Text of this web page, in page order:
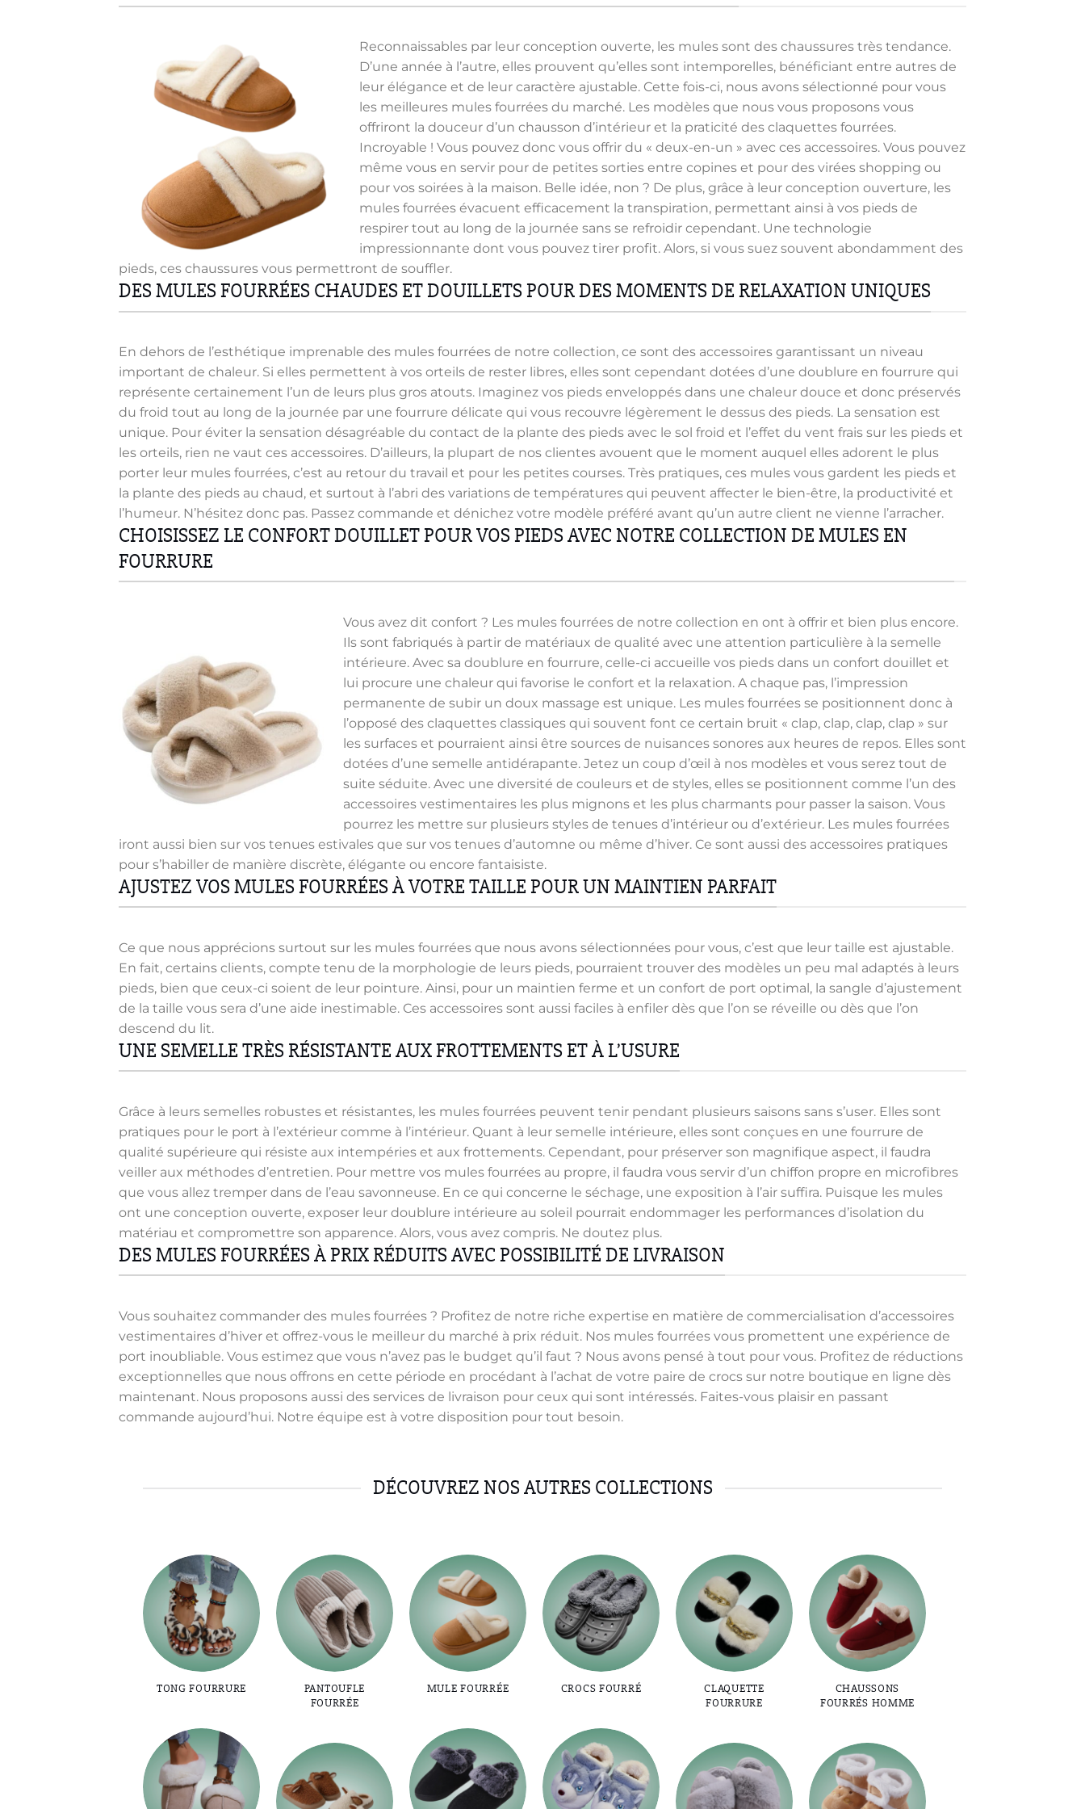
options
être
choisies
sur
la
page
du
produit
options
être
choisies
la
page
du
produit
options
être
choisies
la
page
du
produit
être
choisies
la
page
du
produit
Reconnaissables par leur conception ouverte, les mules sont des chaussures très tendance.
D’une année à l’autre, elles prouvent qu’elles sont intemporelles, bénéficiant entre autres de
leur élégance et de leur caractère ajustable. Cette fois-ci, nous avons sélectionné pour vous
les meilleures mules fourrées du marché. Les modèles que nous vous proposons vous
offriront la douceur d’un chausson d’intérieur et la praticité des claquettes fourrées.
Incroyable ! Vous pouvez donc vous offrir du « deux-en-un » avec ces accessoires. Vous pouvez
même vous en servir pour de petites sorties entre copines et pour des virées shopping ou
pour vos soirées à la maison. Belle idée, non ? De plus, grâce à leur conception ouverture, les
mules fourrées évacuent efficacement la transpiration, permettant ainsi à vos pieds de
respirer tout au long de la journée sans se refroidir cependant. Une technologie
impressionnante dont vous pouvez tirer profit. Alors, si vous suez souvent abondamment des
pieds, ces chaussures vous permettront de souffler.
DES MULES FOURRÉES CHAUDES ET DOUILLETS POUR DES MOMENTS DE RELAXATION UNIQUES
En dehors de l’esthétique imprenable des mules fourrées de notre collection, ce sont des accessoires garantissant un niveau
important de chaleur. Si elles permettent à vos orteils de rester libres, elles sont cependant dotées d’une doublure en fourrure qui
représente certainement l’un de leurs plus gros atouts. Imaginez vos pieds enveloppés dans une chaleur douce et donc préservés
du froid tout au long de la journée par une fourrure délicate qui vous recouvre légèrement le dessus des pieds. La sensation est
unique. Pour éviter la sensation désagréable du contact de la plante des pieds avec le sol froid et l’effet du vent frais sur les pieds et
les orteils, rien ne vaut ces accessoires. D’ailleurs, la plupart de nos clientes avouent que le moment auquel elles adorent le plus
porter leur mules fourrées, c’est au retour du travail et pour les petites courses. Très pratiques, ces mules vous gardent les pieds et
la plante des pieds au chaud, et surtout à l’abri des variations de températures qui peuvent affecter le bien-être, la productivité et
l’humeur. N’hésitez donc pas. Passez commande et dénichez votre modèle préféré avant qu’un autre client ne vienne l’arracher.
CHOISISSEZ LE CONFORT DOUILLET POUR VOS PIEDS AVEC NOTRE COLLECTION DE MULES EN
FOURRURE
Vous avez dit confort ? Les mules fourrées de notre collection en ont à offrir et bien plus encore.
Ils sont fabriqués à partir de matériaux de qualité avec une attention particulière à la semelle
intérieure. Avec sa doublure en fourrure, celle-ci accueille vos pieds dans un confort douillet et
lui procure une chaleur qui favorise le confort et la relaxation. A chaque pas, l’impression
permanente de subir un doux massage est unique. Les mules fourrées se positionnent donc à
l’opposé des claquettes classiques qui souvent font ce certain bruit « clap, clap, clap, clap » sur
les surfaces et pourraient ainsi être sources de nuisances sonores aux heures de repos. Elles sont
dotées d’une semelle antidérapante. Jetez un coup d’œil à nos modèles et vous serez tout de
suite séduite. Avec une diversité de couleurs et de styles, elles se positionnent comme l’un des
accessoires vestimentaires les plus mignons et les plus charmants pour passer la saison. Vous
pourrez les mettre sur plusieurs styles de tenues d’intérieur ou d’extérieur. Les mules fourrées
iront aussi bien sur vos tenues estivales que sur vos tenues d’automne ou même d’hiver. Ce sont aussi des accessoires pratiques
pour s’habiller de manière discrète, élégante ou encore fantaisiste.
AJUSTEZ VOS MULES FOURRÉES À VOTRE TAILLE POUR UN MAINTIEN PARFAIT
Ce que nous apprécions surtout sur les mules fourrées que nous avons sélectionnées pour vous, c’est que leur taille est ajustable.
En fait, certains clients, compte tenu de la morphologie de leurs pieds, pourraient trouver des modèles un peu mal adaptés à leurs
pieds, bien que ceux-ci soient de leur pointure. Ainsi, pour un maintien ferme et un confort de port optimal, la sangle d’ajustement
de la taille vous sera d’une aide inestimable. Ces accessoires sont aussi faciles à enfiler dès que l’on se réveille ou dès que l’on
descend du lit.
UNE SEMELLE TRÈS RÉSISTANTE AUX FROTTEMENTS ET À L’USURE
Grâce à leurs semelles robustes et résistantes, les mules fourrées peuvent tenir pendant plusieurs saisons sans s’user. Elles sont
pratiques pour le port à l’extérieur comme à l’intérieur. Quant à leur semelle intérieure, elles sont conçues en une fourrure de
qualité supérieure qui résiste aux intempéries et aux frottements. Cependant, pour préserver son magnifique aspect, il faudra
veiller aux méthodes d’entretien. Pour mettre vos mules fourrées au propre, il faudra vous servir d’un chiffon propre en microfibres
que vous allez tremper dans de l’eau savonneuse. En ce qui concerne le séchage, une exposition à l’air suffira. Puisque les mules
ont une conception ouverte, exposer leur doublure intérieure au soleil pourrait endommager les performances d’isolation du
matériau et compromettre son apparence. Alors, vous avez compris. Ne doutez plus.
DES MULES FOURRÉES À PRIX RÉDUITS AVEC POSSIBILITÉ DE LIVRAISON
Vous souhaitez commander des mules fourrées ? Profitez de notre riche expertise en matière de commercialisation d’accessoires
vestimentaires d’hiver et offrez-vous le meilleur du marché à prix réduit. Nos mules fourrées vous promettent une expérience de
port inoubliable. Vous estimez que vous n’avez pas le budget qu’il faut ? Nous avons pensé à tout pour vous. Profitez de réductions
exceptionnelles que nous offrons en cette période en procédant à l’achat de votre paire de crocs sur notre boutique en ligne dès
maintenant. Nous proposons aussi des services de livraison pour ceux qui sont intéressés. Faites-vous plaisir en passant
commande aujourd’hui. Notre équipe est à votre disposition pour tout besoin.
DÉCOUVREZ NOS AUTRES COLLECTIONS
TONG FOURRURE
PANTOUFLE
FOURRÉE
MULE FOURRÉE CROCS FOURRÉ
CLAQUETTE
FOURRURE
CHAUSSONS
FOURRÉS HOMME